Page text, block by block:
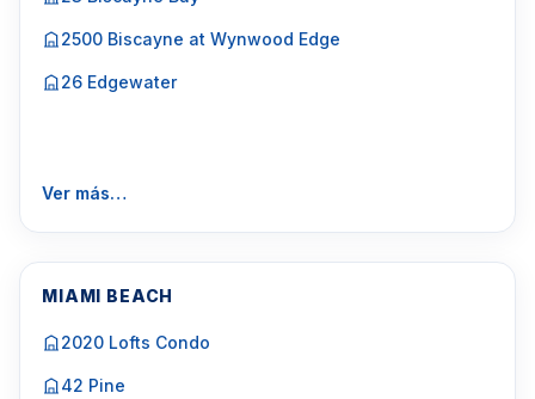
2500 Biscayne at Wynwood Edge
26 Edgewater
Ver más…
MIAMI BEACH
2020 Lofts Condo
42 Pine